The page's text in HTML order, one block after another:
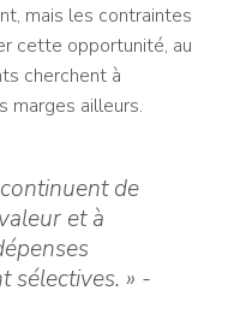
mais les contraintes
cette opportunité, au
cherchent à
marges ailleurs.
de
et à
sélectives. » -